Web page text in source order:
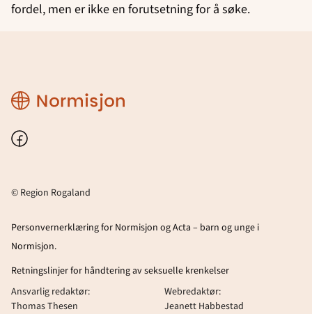
fordel, men er ikke en forutsetning for å søke.
Region
Rogaland
Facebook
© Region Rogaland
Personvernerklæring for Normisjon og Acta – barn og unge i
Normisjon.
Retningslinjer for håndtering av seksuelle krenkelser
Ansvarlig redaktør:
Thomas Thesen
Webredaktør:
Jeanett Habbestad